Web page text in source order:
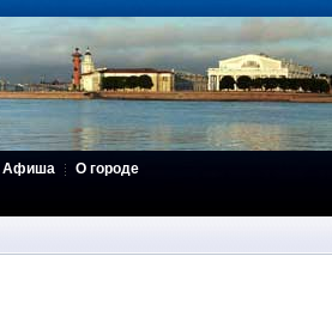
Афиша О городе